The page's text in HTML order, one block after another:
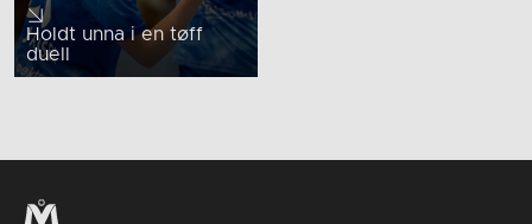
Holdt unna i en tøff
duell